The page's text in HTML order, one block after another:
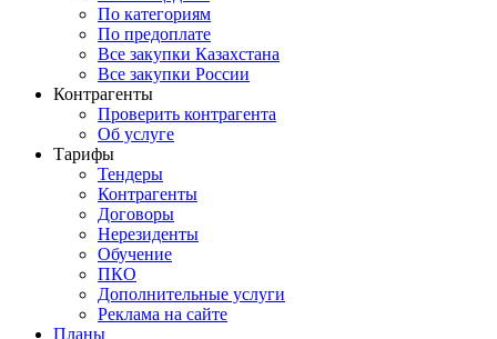
По категориям
По предоплате
Все закупки Казахстана
Все закупки России
Контрагенты
Проверить контрагента
Об услуге
Тарифы
Тендеры
Контрагенты
Договоры
Нерезиденты
Обучение
ПКО
Дополнительные услуги
Реклама на сайте
Планы